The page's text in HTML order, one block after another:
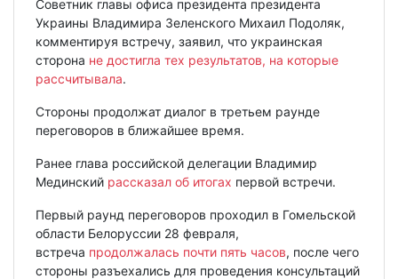
Советник главы офиса президента президента
Украины Владимира Зеленского Михаил Подоляк,
комментируя встречу, заявил, что украинская
сторона не достигла тех результатов, на которые
рассчитывала.
Стороны продолжат диалог в третьем раунде
переговоров в ближайшее время.
Ранее глава российской делегации Владимир
Мединский рассказал об итогах первой встречи.
Первый раунд переговоров проходил в Гомельской
области Белоруссии 28 февраля,
встреча продолжалась почти пять часов, после чего
стороны разъехались для проведения консультаций